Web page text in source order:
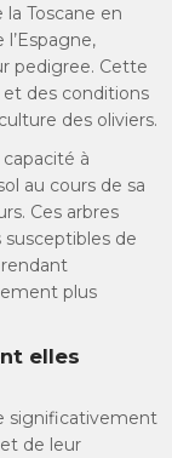
Toscane en
pedigree. Cette
et des conditions
des oliviers.
à
au cours de sa
Ces arbres
de
plus
elles
significativement
de leur